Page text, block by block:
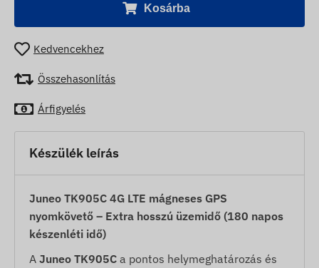
Kosárba
Kedvencekhez
Összehasonlítás
Árfigyelés
Készülék leírás
Juneo TK905C 4G LTE mágneses GPS
nyomkövető – Extra hosszú üzemidő (180 napos
készenléti idő)
A Juneo TK905C a pontos helymeghatározás és